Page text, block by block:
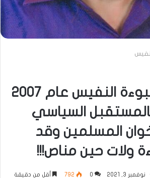
كانت هذه نبوءة النفيس عام 2007
السياسي
المسلمين وقد
ولات حين مناص!!!
نوفمبر 3, 2021 0
792 أقل من دقيقة